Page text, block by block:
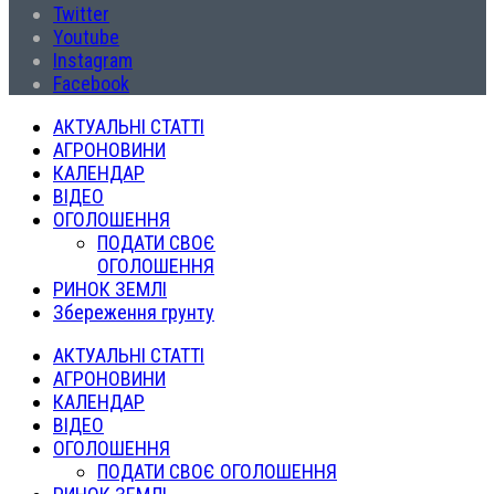
Twitter
Youtube
Instagram
Facebook
АКТУАЛЬНІ СТАТТІ
АГРОНОВИНИ
КАЛЕНДАР
ВІДЕО
ОГОЛОШЕННЯ
ПОДАТИ СВОЄ
ОГОЛОШЕННЯ
РИНОК ЗЕМЛІ
Збереження грунту
АКТУАЛЬНІ СТАТТІ
АГРОНОВИНИ
КАЛЕНДАР
ВІДЕО
ОГОЛОШЕННЯ
ПОДАТИ СВОЄ ОГОЛОШЕННЯ